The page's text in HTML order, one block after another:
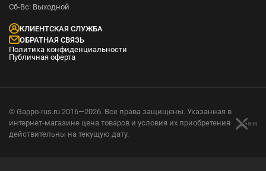
Сб-Вс: Выходной
КЛИЕНТСКАЯ СЛУЖБА
ОБРАТНАЯ СВЯЗЬ
Политика конфиденциальности
Публичная оферта
© Gappo-rus.ru 2016—2026. Все права защищены. Указанная в
интернет-магазине цена товаров и условия их приобретения
действительны на текущую дату.